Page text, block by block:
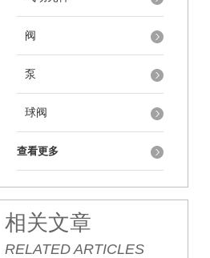
阀
泵
球阀
查看更多
相关文章
RELATED ARTICLES